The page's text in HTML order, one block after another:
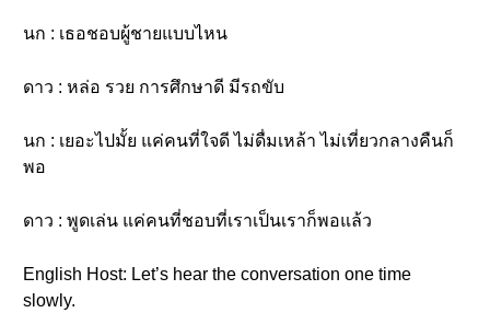
นก : เธอชอบผู้ชายแบบไหน
ดาว : หล่อ รวย การศึกษาดี มีรถขับ
นก : เยอะไปมั้ย แค่คนที่ใจดี ไม่ดื่มเหล้า ไม่เที่ยวกลางคืนก็
พอ
ดาว : พูดเล่น แค่คนที่ชอบที่เราเป็นเราก็พอแล้ว
English Host: Let’s hear the conversation one time
slowly.